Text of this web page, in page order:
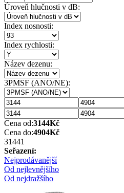
Úroveň hlučnosti v dB:
Index nosnosti:
Index rychlosti:
Název dezenu:
3PMSF (ANO/NE):
Cena od:3144Kč
Cena do:4904Kč
31441
Seřazení:
Nejprodávanější
Od nejlevnějšího
Od nejdražšího